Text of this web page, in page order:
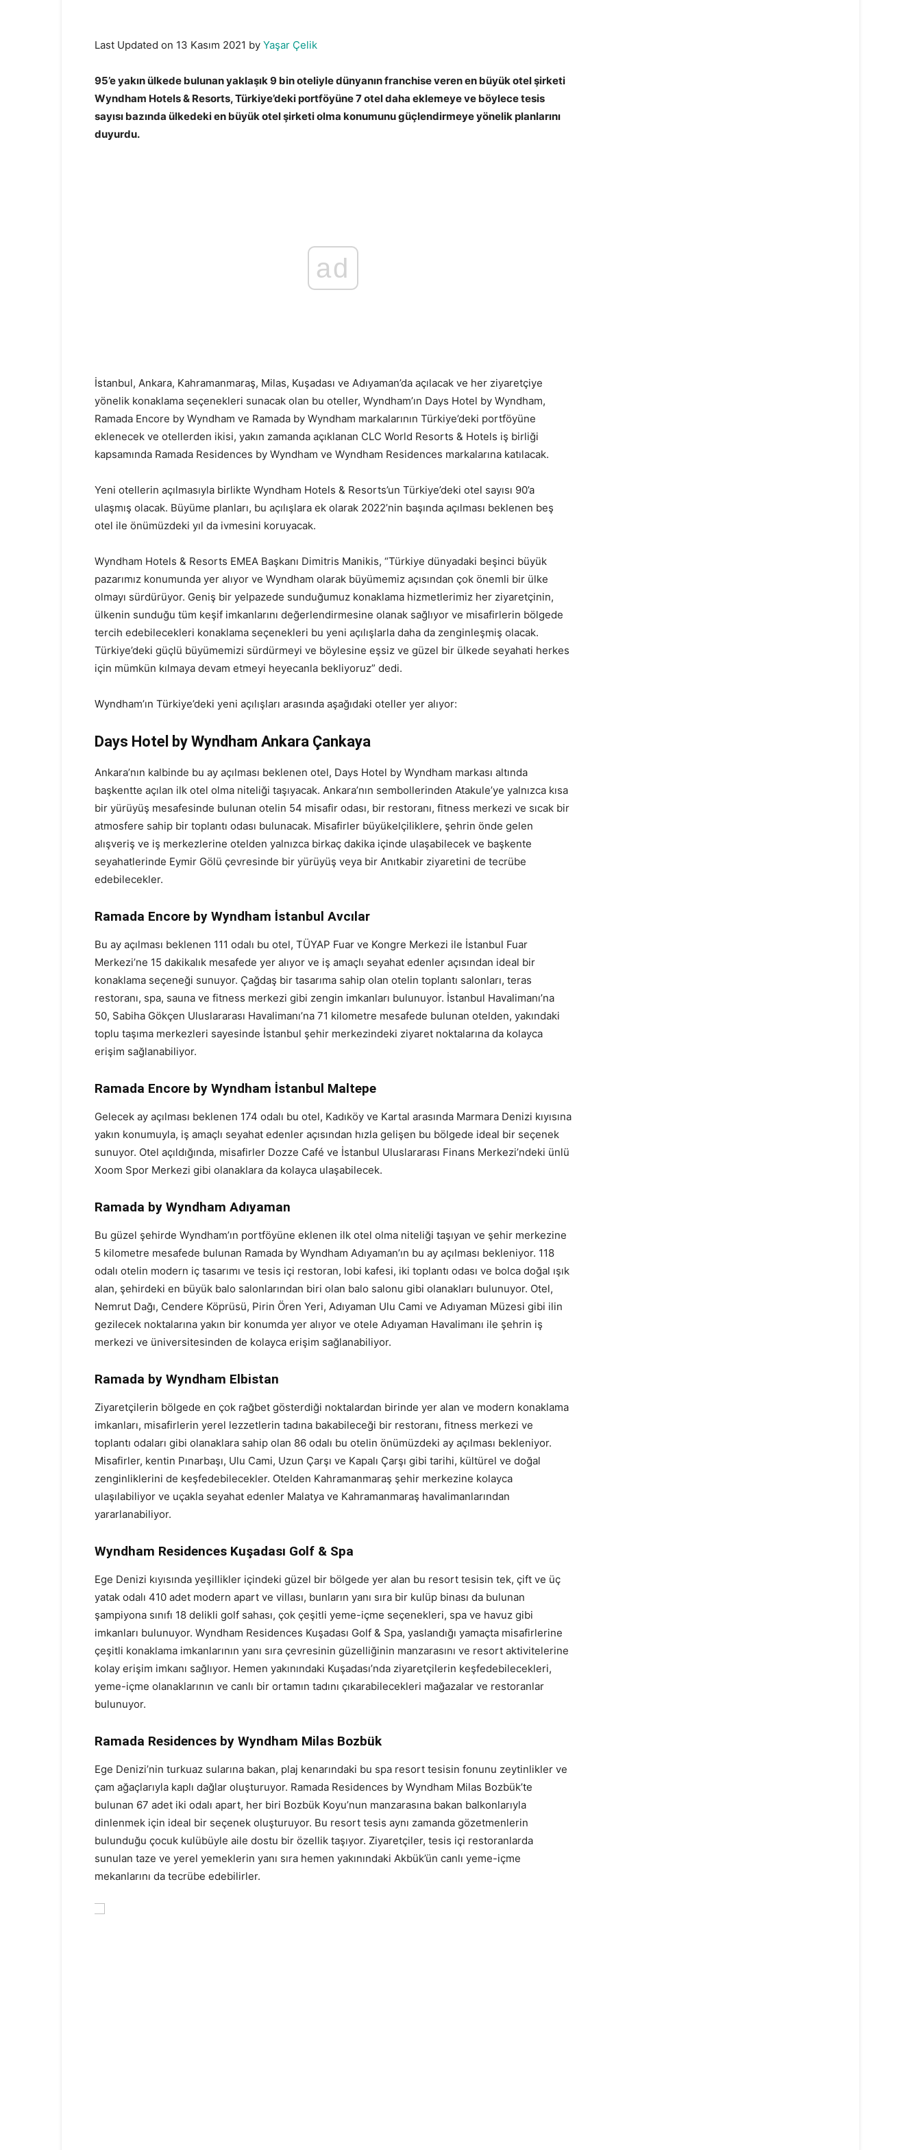
Last Updated on 13 Kasım 2021 by Yaşar Çelik
95’e yakın ülkede bulunan yaklaşık 9 bin oteliyle dünyanın franchise veren en büyük otel şirketi
Wyndham Hotels & Resorts, Türkiye’deki portföyüne 7 otel daha eklemeye ve böylece tesis
sayısı bazında ülkedeki en büyük otel şirketi olma konumunu güçlendirmeye yönelik planlarını
duyurdu.
ad
İstanbul, Ankara, Kahramanmaraş, Milas, Kuşadası ve Adıyaman’da açılacak ve her ziyaretçiye
yönelik konaklama seçenekleri sunacak olan bu oteller, Wyndham’ın Days Hotel by Wyndham,
Ramada Encore by Wyndham ve Ramada by Wyndham markalarının Türkiye’deki portföyüne
eklenecek ve otellerden ikisi, yakın zamanda açıklanan CLC World Resorts & Hotels iş birliği
kapsamında Ramada Residences by Wyndham ve Wyndham Residences markalarına katılacak.
Yeni otellerin açılmasıyla birlikte Wyndham Hotels & Resorts’un Türkiye’deki otel sayısı 90’a
ulaşmış olacak. Büyüme planları, bu açılışlara ek olarak 2022’nin başında açılması beklenen beş
otel ile önümüzdeki yıl da ivmesini koruyacak.
Wyndham Hotels & Resorts EMEA Başkanı Dimitris Manikis, “Türkiye dünyadaki beşinci büyük
pazarımız konumunda yer alıyor ve Wyndham olarak büyümemiz açısından çok önemli bir ülke
olmayı sürdürüyor. Geniş bir yelpazede sunduğumuz konaklama hizmetlerimiz her ziyaretçinin,
ülkenin sunduğu tüm keşif imkanlarını değerlendirmesine olanak sağlıyor ve misafirlerin bölgede
tercih edebilecekleri konaklama seçenekleri bu yeni açılışlarla daha da zenginleşmiş olacak.
Türkiye’deki güçlü büyümemizi sürdürmeyi ve böylesine eşsiz ve güzel bir ülkede seyahati herkes
için mümkün kılmaya devam etmeyi heyecanla bekliyoruz” dedi.
Wyndham’ın Türkiye’deki yeni açılışları arasında aşağıdaki oteller yer alıyor:
Days Hotel by Wyndham Ankara Çankaya
Ankara’nın kalbinde bu ay açılması beklenen otel, Days Hotel by Wyndham markası altında
başkentte açılan ilk otel olma niteliği taşıyacak. Ankara’nın sembollerinden Atakule’ye yalnızca kısa
bir yürüyüş mesafesinde bulunan otelin 54 misafir odası, bir restoranı, fitness merkezi ve sıcak bir
atmosfere sahip bir toplantı odası bulunacak. Misafirler büyükelçiliklere, şehrin önde gelen
alışveriş ve iş merkezlerine otelden yalnızca birkaç dakika içinde ulaşabilecek ve başkente
seyahatlerinde Eymir Gölü çevresinde bir yürüyüş veya bir Anıtkabir ziyaretini de tecrübe
edebilecekler.
Ramada Encore by Wyndham İstanbul Avcılar
Bu ay açılması beklenen 111 odalı bu otel, TÜYAP Fuar ve Kongre Merkezi ile İstanbul Fuar
Merkezi’ne 15 dakikalık mesafede yer alıyor ve iş amaçlı seyahat edenler açısından ideal bir
konaklama seçeneği sunuyor. Çağdaş bir tasarıma sahip olan otelin toplantı salonları, teras
restoranı, spa, sauna ve fitness merkezi gibi zengin imkanları bulunuyor. İstanbul Havalimanı’na
50, Sabiha Gökçen Uluslararası Havalimanı’na 71 kilometre mesafede bulunan otelden, yakındaki
toplu taşıma merkezleri sayesinde İstanbul şehir merkezindeki ziyaret noktalarına da kolayca
erişim sağlanabiliyor.
Ramada Encore by Wyndham İstanbul Maltepe
Gelecek ay açılması beklenen 174 odalı bu otel, Kadıköy ve Kartal arasında Marmara Denizi kıyısına
yakın konumuyla, iş amaçlı seyahat edenler açısından hızla gelişen bu bölgede ideal bir seçenek
sunuyor. Otel açıldığında, misafirler Dozze Café ve İstanbul Uluslararası Finans Merkezi’ndeki ünlü
Xoom Spor Merkezi gibi olanaklara da kolayca ulaşabilecek.
Ramada by Wyndham Adıyaman
Bu güzel şehirde Wyndham’ın portföyüne eklenen ilk otel olma niteliği taşıyan ve şehir merkezine
5 kilometre mesafede bulunan Ramada by Wyndham Adıyaman’ın bu ay açılması bekleniyor. 118
odalı otelin modern iç tasarımı ve tesis içi restoran, lobi kafesi, iki toplantı odası ve bolca doğal ışık
alan, şehirdeki en büyük balo salonlarından biri olan balo salonu gibi olanakları bulunuyor. Otel,
Nemrut Dağı, Cendere Köprüsü, Pirin Ören Yeri, Adıyaman Ulu Cami ve Adıyaman Müzesi gibi ilin
gezilecek noktalarına yakın bir konumda yer alıyor ve otele Adıyaman Havalimanı ile şehrin iş
merkezi ve üniversitesinden de kolayca erişim sağlanabiliyor.
Ramada by Wyndham Elbistan
Ziyaretçilerin bölgede en çok rağbet gösterdiği noktalardan birinde yer alan ve modern konaklama
imkanları, misafirlerin yerel lezzetlerin tadına bakabileceği bir restoranı, fitness merkezi ve
toplantı odaları gibi olanaklara sahip olan 86 odalı bu otelin önümüzdeki ay açılması bekleniyor.
Misafirler, kentin Pınarbaşı, Ulu Cami, Uzun Çarşı ve Kapalı Çarşı gibi tarihi, kültürel ve doğal
zenginliklerini de keşfedebilecekler. Otelden Kahramanmaraş şehir merkezine kolayca
ulaşılabiliyor ve uçakla seyahat edenler Malatya ve Kahramanmaraş havalimanlarından
yararlanabiliyor.
Wyndham Residences Kuşadası Golf & Spa
Ege Denizi kıyısında yeşillikler içindeki güzel bir bölgede yer alan bu resort tesisin tek, çift ve üç
yatak odalı 410 adet modern apart ve villası, bunların yanı sıra bir kulüp binası da bulunan
şampiyona sınıfı 18 delikli golf sahası, çok çeşitli yeme-içme seçenekleri, spa ve havuz gibi
imkanları bulunuyor. Wyndham Residences Kuşadası Golf & Spa, yaslandığı yamaçta misafirlerine
çeşitli konaklama imkanlarının yanı sıra çevresinin güzelliğinin manzarasını ve resort aktivitelerine
kolay erişim imkanı sağlıyor. Hemen yakınındaki Kuşadası’nda ziyaretçilerin keşfedebilecekleri,
yeme-içme olanaklarının ve canlı bir ortamın tadını çıkarabilecekleri mağazalar ve restoranlar
bulunuyor.
Ramada Residences by Wyndham Milas Bozbük
Ege Denizi’nin turkuaz sularına bakan, plaj kenarındaki bu spa resort tesisin fonunu zeytinlikler ve
çam ağaçlarıyla kaplı dağlar oluşturuyor. Ramada Residences by Wyndham Milas Bozbük’te
bulunan 67 adet iki odalı apart, her biri Bozbük Koyu’nun manzarasına bakan balkonlarıyla
dinlenmek için ideal bir seçenek oluşturuyor. Bu resort tesis aynı zamanda gözetmenlerin
bulunduğu çocuk kulübüyle aile dostu bir özellik taşıyor. Ziyaretçiler, tesis içi restoranlarda
sunulan taze ve yerel yemeklerin yanı sıra hemen yakınındaki Akbük’ün canlı yeme-içme
mekanlarını da tecrübe edebilirler.